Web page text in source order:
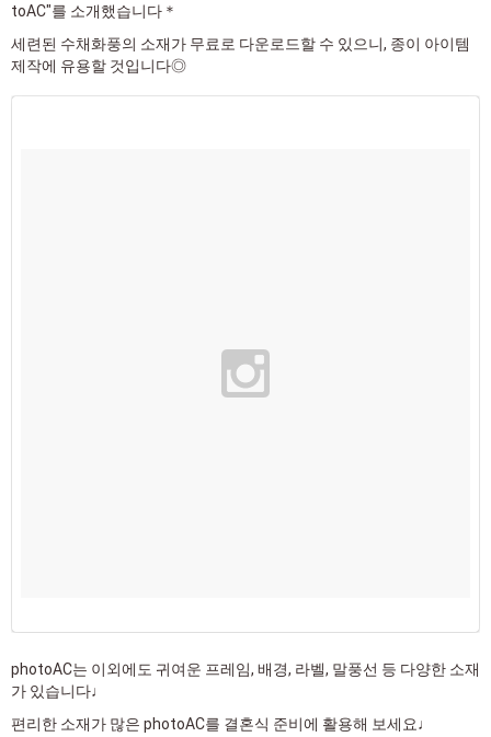
toAC"를 소개했습니다＊
세련된 수채화풍의 소재가 무료로 다운로드할 수 있으니, 종이 아이템
제작에 유용할 것입니다◎
photoAC는 이외에도 귀여운 프레임, 배경, 라벨, 말풍선 등 다양한 소재
가 있습니다♩
편리한 소재가 많은 photoAC를 결혼식 준비에 활용해 보세요♩